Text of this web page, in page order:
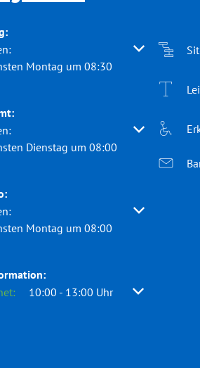
weitere Öffnungs- oder Schließzeiten
Montag um 08:30
weitere Öffnungs- oder Schließzeiten
Dienstag um 08:00
weitere Öffnungs- oder Schließzeiten
Montag um 08:00
weitere Öffnungs- oder Schließzeiten
10:00 - 13:00 Uhr Von 10:00 bis